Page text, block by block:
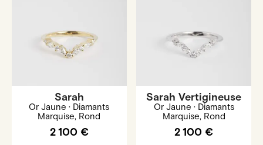
Sarah
Or Jaune · Diamants
Marquise, Rond
2 100 €
Sarah Vertigineuse
Or Jaune · Diamants
Marquise, Rond
2 100 €